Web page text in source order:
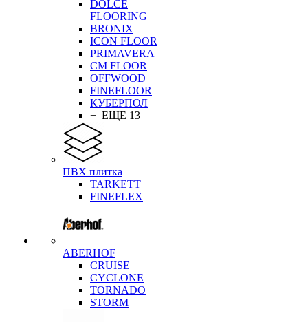
DOLCE
FLOORING
BRONIX
ICON FLOOR
PRIMAVERA
CM FLOOR
OFFWOOD
FINEFLOOR
КУБЕРПОЛ
+ ЕЩЕ 13
ПВХ плитка
TARKETT
FINEFLEX
ABERHOF
CRUISE
CYCLONE
TORNADO
STORM